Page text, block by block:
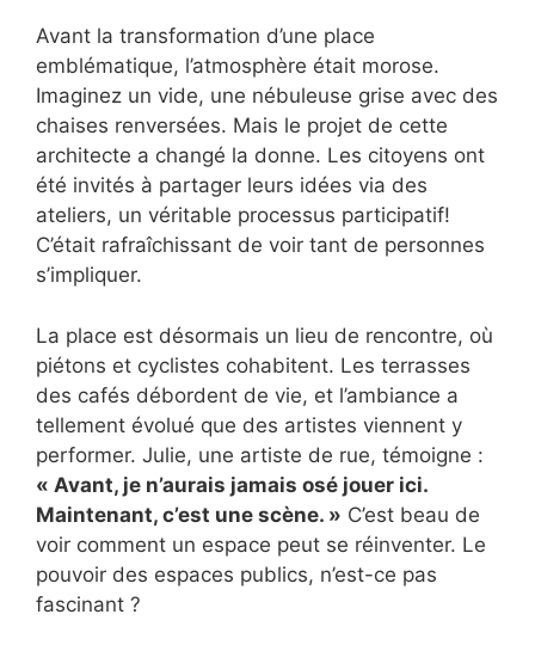
Avant la transformation d’une place
emblématique, l’atmosphère était morose.
Imaginez un vide, une nébuleuse grise avec des
chaises renversées. Mais le projet de cette
architecte a changé la donne. Les citoyens ont
été invités à partager leurs idées via des
ateliers, un véritable processus participatif!
C’était rafraîchissant de voir tant de personnes
s’impliquer.
La place est désormais un lieu de rencontre, où
piétons et cyclistes cohabitent. Les terrasses
des cafés débordent de vie, et l’ambiance a
tellement évolué que des artistes viennent y
performer. Julie, une artiste de rue, témoigne :
« Avant, je n’aurais jamais osé jouer ici.
Maintenant, c’est une scène. » C’est beau de
voir comment un espace peut se réinventer. Le
pouvoir des espaces publics, n’est-ce pas
fascinant ?